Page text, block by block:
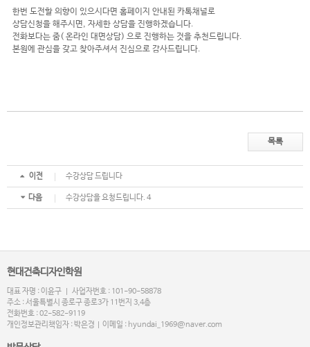
한번 도전할 의향이 있으시다면 홈페이지 안내된 카톡채널로
상담신청을 해주시면, 자세한 상담을 진행하겠습니다.
전화보다는 줌( 온라인 대면상담) 으로 진행하는 것을 추천드립니다.
본원에 관심을 갖고 찾아주셔서 진심으로 감사드립니다.
목록
이전 수강상담 드립니다
다음 수강상담을 요청드립니다. 4
현대건축디자인학원
대표 자명 : 이윤구 | 사업자번호 : 101-90-58878
주소 : 서울특별시 종로구 종로3가 11번지 3,4층
전화번호 : 02-582-9119
개인정보관리책임자 : 박은경 | 이메일 : hyundai_1969@naver.com